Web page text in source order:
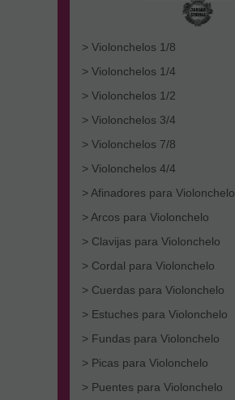
> Violonchelos 1/8
> Violonchelos 1/4
> Violonchelos 1/2
> Violonchelos 3/4
> Violonchelos 7/8
> Violonchelos 4/4
> Afinadores para Violonchelo
> Arcos para Violonchelo
> Clavijas para Violonchelo
> Cordal para Violonchelo
> Cuerdas para Violonchelo
> Estuches para Violonchelo
> Fundas para Violonchelo
> Picas para Violonchelo
> Puentes para Violonchelo